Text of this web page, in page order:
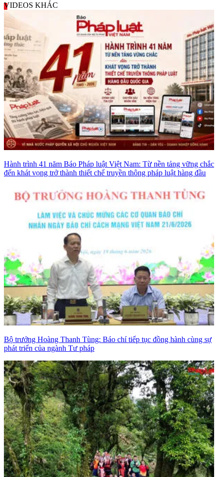
VIDEOS KHÁC
Hành trình 41 năm Báo Pháp luật Việt Nam: Từ nền tảng vững chắc
đến khát vọng trở thành thiết chế truyền thông pháp luật hàng đầu
Bộ trưởng Hoàng Thanh Tùng: Báo chí tiếp tục đồng hành cùng sự
phát triển của ngành Tư pháp